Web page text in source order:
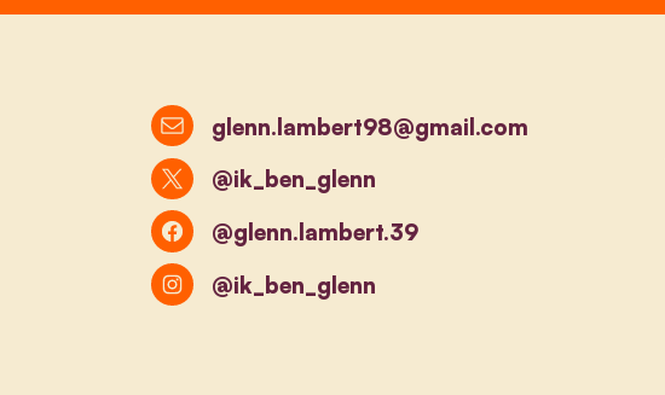
glenn.lambert98@gmail.com
@ik_ben_glenn
@glenn.lambert.39
@ik_ben_glenn